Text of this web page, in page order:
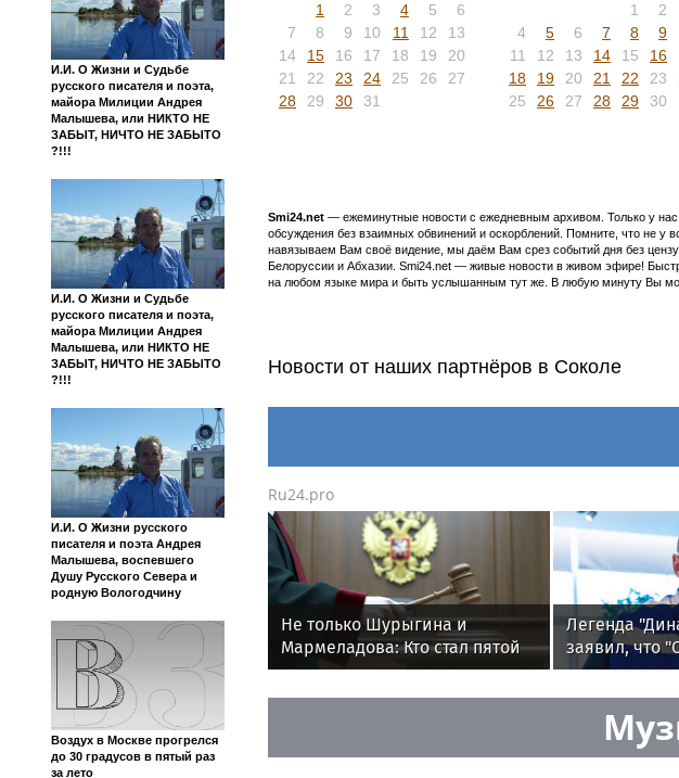
И.И. О Жизни и Судьбе
русского писателя и поэта,
майора Милиции Андрея
Малышева, или НИКТО НЕ
ЗАБЫТ, НИЧТО НЕ ЗАБЫТО
?!!!
И.И. О Жизни и Судьбе
русского писателя и поэта,
майора Милиции Андрея
Малышева, или НИКТО НЕ
ЗАБЫТ, НИЧТО НЕ ЗАБЫТО
?!!!
И.И. О Жизни русского
писателя и поэта Андрея
Малышева, воспевшего
Душу Русского Севера и
родную Вологодчину
Воздух в Москве прогрелся
до 30 градусов в пятый раз
за лето
1 2 3 4 5
6
7
8 9 10 11 12
13
14
15 16 17 18 19
20
21
22 23 24 25 26
27
28
29 30 31
1 2
4
5 6 7 8 9
11
12 13 14 15 16
18
19 20 21 22 23
25
26 27 28 29 30
Smi24.net — ежеминутные новости с ежедневным архивом. Только у нас
обсуждения без взаимных обвинений и оскорблений. Помните, что не у
навязываем Вам своё видение, мы даём Вам срез событий дня без
Белоруссии и Абхазии. Smi24.net — живые новости в живом эфире!
на любом языке мира и быть услышанным тут же. В любую минуту Вы
Новости от наших партнёров в Соколе
Ru24.pro
Не только Шурыгина и
Мармеладова: Кто стал пятой
фигуранткой дела о съёмках
Легенда
заявил, что
"Краснодар"